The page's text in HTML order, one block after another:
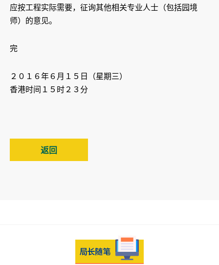
应按工程实际需要，征询其他相关专业人士（包括园境
师）的意见。
完
２０１６年６月１５日（星期三）
香港时间１５时２３分
返回